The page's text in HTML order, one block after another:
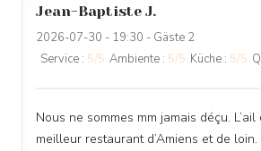
Jean-Baptiste J
2026-07-30 - 19:30 - Gäste 2
Service : 5/5 Ambiente : 5/5 Küche : 5/5
Nous ne sommes mm jamais déçu.
meilleur restaurant d’Amiens et de loin.